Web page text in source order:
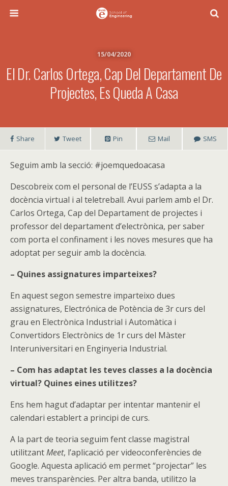
15/04/2020
El Dr. Carlos Ortega, Cap Del Departament De
Projectes, Es Queda A Casa
Share Tweet Pin Mail SMS
Seguim amb la secció: #joemquedoacasa
Descobreix com el personal de l’EUSS s’adapta a la
docència virtual i al teletreball. Avui parlem amb el Dr.
Carlos Ortega, Cap del Departament de projectes i
professor del departament d’electrònica, per saber
com porta el confinament i les noves mesures que ha
adoptat per seguir amb la docència.
– Quines assignatures imparteixes?
En aquest segon semestre imparteixo dues
assignatures, Electrónica de Potència de 3r curs del
grau en Electrònica Industrial i Automàtica i
Convertidors Electrònics de 1r curs del Màster
Interuniversitari en Enginyeria Industrial.
– Com has adaptat les teves classes a la docència
virtual? Quines eines utilitzes?
Ens hem hagut d’adaptar per intentar mantenir el
calendari establert a principi de curs.
A la part de teoria seguim fent classe magistral
utilitzantMeet, l’aplicació per videoconferències de
Google. Aquesta aplicació em permet “projectar” les
meves transparències. Per altra banda, utilitzo la